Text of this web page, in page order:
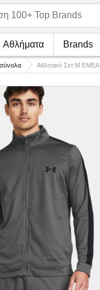
Αθλήματα Brands
Αθλητικό Σετ Μ EMEA